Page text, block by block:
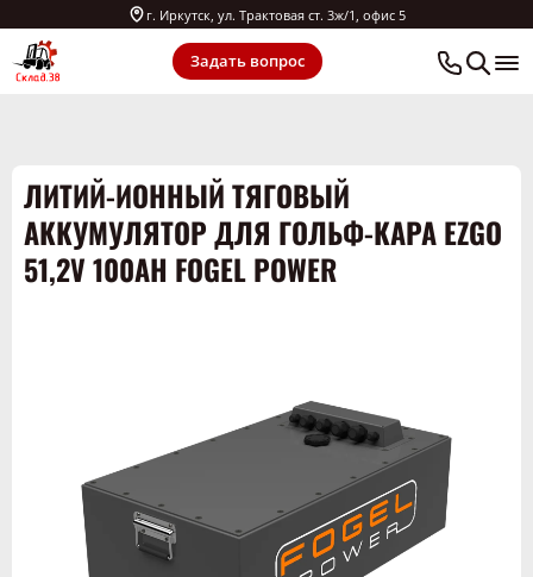
г. Иркутск, ул. Трактовая ст. 3ж/1, офис 5
Задать вопрос
ЛИТИЙ-ИОННЫЙ ТЯГОВЫЙ
АККУМУЛЯТОР ДЛЯ ГОЛЬФ-КАРА EZGO
51,2V 100AH FOGEL POWER